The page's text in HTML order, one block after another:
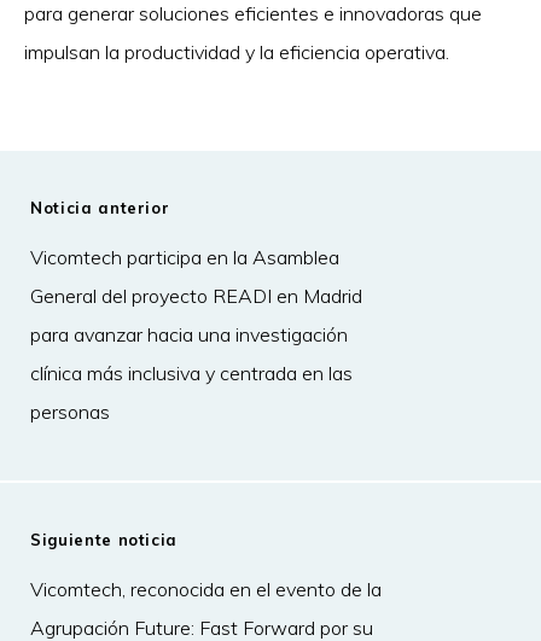
para generar soluciones eficientes e innovadoras que
impulsan la productividad y la eficiencia operativa.
Noticia anterior
Vicomtech participa en la Asamblea
General del proyecto READI en Madrid
para avanzar hacia una investigación
clínica más inclusiva y centrada en las
personas
Siguiente noticia
Vicomtech, reconocida en el evento de la
Agrupación Future: Fast Forward por su